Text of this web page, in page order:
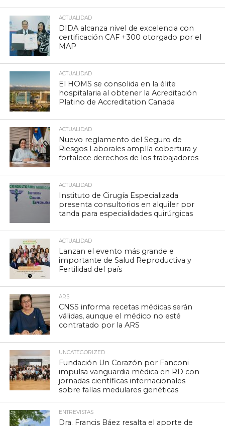
ACTUALIDAD
DIDA alcanza nivel de excelencia con
certificación CAF +300 otorgado por el
MAP
ACTUALIDAD
El HOMS se consolida en la élite
hospitalaria al obtener la Acreditación
Platino de Accreditation Canada
ACTUALIDAD
Nuevo reglamento del Seguro de
Riesgos Laborales amplía cobertura y
fortalece derechos de los trabajadores
ACTUALIDAD
Instituto de Cirugía Especializada
presenta consultorios en alquiler por
tanda para especialidades quirúrgicas
ACTUALIDAD
Lanzan el evento más grande e
importante de Salud Reproductiva y
Fertilidad del país
ARS
CNSS informa recetas médicas serán
válidas, aunque el médico no esté
contratado por la ARS
UNCATEGORIZED
Fundación Un Corazón por Fanconi
impulsa vanguardia médica en RD con
jornadas científicas internacionales
sobre fallas medulares genéticas
ENTREVISTAS
Dra. Francis Báez resalta el aporte de